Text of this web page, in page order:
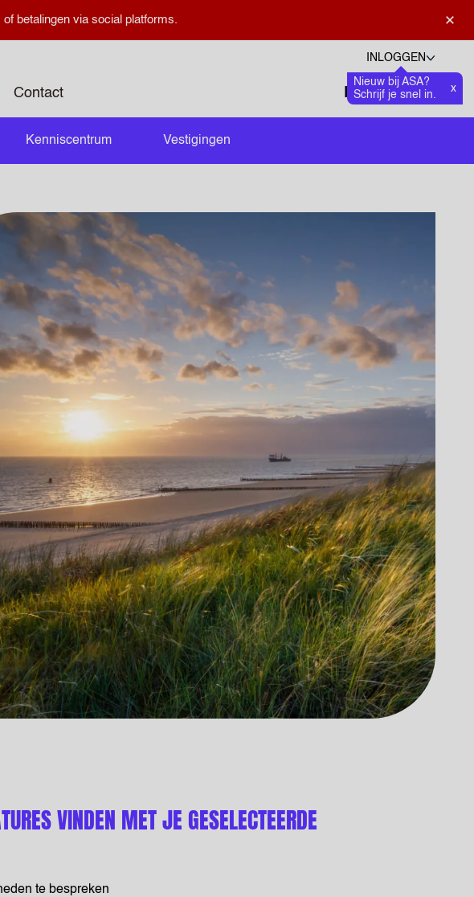
×
betalingen via social platforms.
INLOGGEN
Nieuw bij ASA?
Schrijf je snel in.
x
Contact
Talen
Zoeken openen
0
Kenniscentrum Vestigingen
VINDEN MET JE GESELECTEERDE
te bespreken